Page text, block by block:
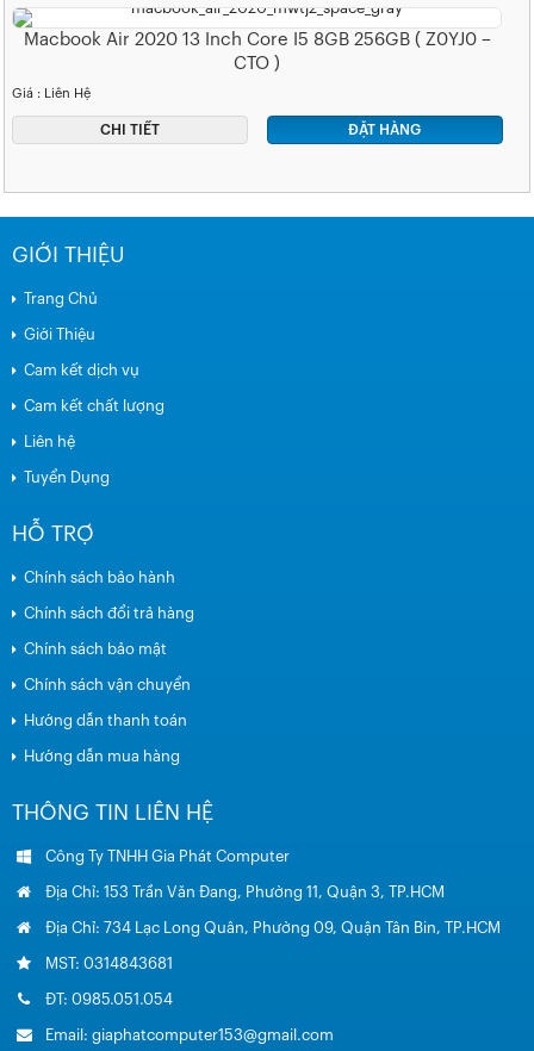
Macbook Air 2020 13 Inch Core I5 8GB 256GB ( Z0YJ0 –
CTO )
Giá : Liên Hệ
CHI TIẾT ĐẶT HÀNG
GIỚI THIỆU
Trang Chủ
Giới Thiệu
Cam kết dịch vụ
Cam kết chất lượng
Liên hệ
Tuyển Dụng
HỖ TRỢ
Chính sách bảo hành
Chính sách đổi trả hàng
Chính sách bảo mật
Chính sách vận chuyển
Hướng dẫn thanh toán
Hướng dẫn mua hàng
THÔNG TIN LIÊN HỆ
Công Ty TNHH Gia Phát Computer
Địa Chỉ: 153 Trần Văn Đang, Phường 11, Quận 3, TP.HCM
Địa Chỉ: 734 Lạc Long Quân, Phường 09, Quận Tân Bin, TP.HCM
MST: 0314843681
ĐT: 0985.051.054
Email: giaphatcomputer153@gmail.com